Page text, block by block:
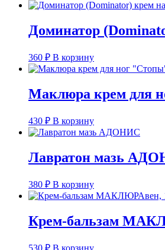
Доминатор
360 ₽ В корзину
Маклюра крем для
430 ₽ В корзину
Лавратон мазь
380 ₽ В корзину
Крем-бальзам
530 ₽ В корзину